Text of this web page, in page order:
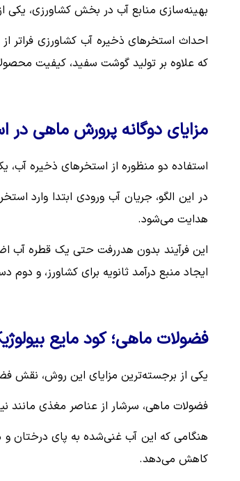
بهینه‌سازی منابع آب در بخش کشاورزی، یکی
احداث استخرهای ذخیره آب کشاورزی فراتر
که علاوه بر تولید گوشت سفید، کیفیت
مزایای دوگانه پرورش ماهی در
استفاده دو منظوره از استخرهای ذخیره آب،
در این الگو، جریان آب ورودی ابتدا
هدایت می‌شود.
این فرآیند بدون هدررفت حتی یک قطره آب
ایجاد منبع درآمد ثانویه برای کشاورز، و
فضولات ماهی؛ کود مایع
یکی از برجسته‌ترین مزایای این روش، نقش
فضولات ماهی، سرشار از عناصر مغذی مانند
هنگامی که این آب غنی‌شده به پای درختان و
کاهش می‌دهد.